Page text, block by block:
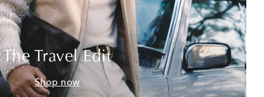
The Travel Edit
Shop now